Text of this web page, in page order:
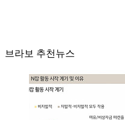
브라보 추천뉴스